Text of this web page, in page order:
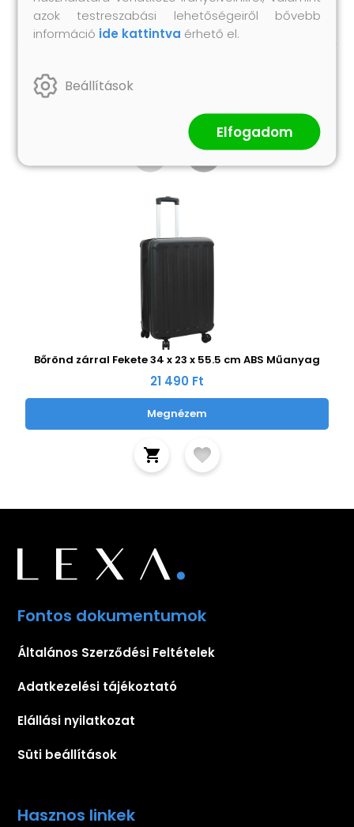
Hasonló termékek
Bőrönd zárral Fekete 34 x 23 x 55.5 cm ABS Műanyag
21 490 Ft
Megnézem
Fontos dokumentumok
Általános Szerződési Feltételek
Adatkezelési tájékoztató
Elállási nyilatkozat
Süti beállítások
Hasznos linkek
azok testreszabási lehetőségeiről bővebb
információ ide kattintva érhető el.
Beállítások
Elfogadom